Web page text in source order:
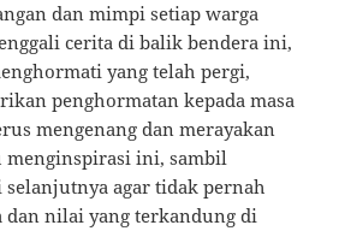
dan mimpi setiap warga
cerita di balik bendera ini,
yang telah pergi,
penghormatan kepada masa
mengenang dan merayakan
menginspirasi ini, sambil
agar tidak pernah
dan nilai yang terkandung di